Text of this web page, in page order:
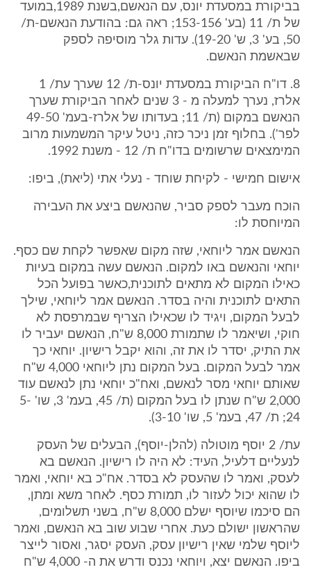
בביקורת במסעדת יונס, עם הנאשם,בשנת 1989,במועד
של ת/ 11 (בע' 153-156; ראה גם: בהודעת הנאשם-ת/
50, בע' 3, ש' 19-20). עדות גלר מוסיפה לספק
שבאשמת הנאשם.
8. דו"ח הביקורת במסעדת יונס-ת/ 12 שערך עת/ 1
אלרז, נערך למעלה מ - 3 שנים לאחר הביקורת שערך
הנאשם במקום (ת/ 11; בעדותו של אלרז-בעמ' 49-50
לפר'). בחלוף זמן ניכר כזה, ניטל עיקר המשמעות מרוב
המימצאים שרשומים בדו"ח ת/ 12 - משנת 1992.
אישום חמישי - לקיחת שוחד - נעלי אתי (ליאת), ביפו:
הוכח מעבר לספק סביר, שהנאשם ביצע את העבירה
המיוחסת לו:
הנאשם אמר ליוחאי, שזה מקום שאפשר לקחת שם כסף.
יוחאי והנאשם באו למקום. הנאשם עשה במקום בעיות
כאילו המקום לא מתאים לתוכנית,כאשר בפועל הכל
התאים לתוכנית והיה בסדר. הנאשם אמר ליוחאי, שילך
לבעל המקום, ויגיד לו שכאילו הצריף שבמרפסת לא
חוקי, ושיאמר לו שתמורת 8,000 ש"ח, הנאשם יעביר לו
את התיק, יסדר לו את זה, והוא יקבל רישיון. יוחאי כך
אמר לבעל המקום. בעל המקום נתן ליוחאי 4,000 ש"ח
שאותם יוחאי מסר לנאשם, ואח"כ יוחאי נתן לנאשם עוד
2,000 ש"ח שנתן לו בעל המקום (ת/ 45, בעמ' 3, שו' 5-
24; ת/ 47, בעמ' 5, שו' 3-10).
עת/ 2 יוסף מוטולה (להלן-יוסף), הבעלים של העסק
לנעליים דלעיל, העיד: לא היה לו רישיון. הנאשם בא
לעסק, ואמר לו שהעסק לא בסדר. אח"כ בא יוחאי, ואמר
לו שהוא יכול לעזור לו, תמורת כסף. לאחר משא ומתן,
הם סיכמו שיוסף ישלם 8,000 ש"ח, בשני תשלומים,
שהראשון ישולם כעת. אחרי שבוע שוב בא הנאשם, ואמר
ליוסף שלמי שאין רישיון עסק, העסק יסגר, ואסור לייצר
ביפו. הנאשם יצא, ויוחאי נכנס ודרש את ה- 4,000 ש"ח